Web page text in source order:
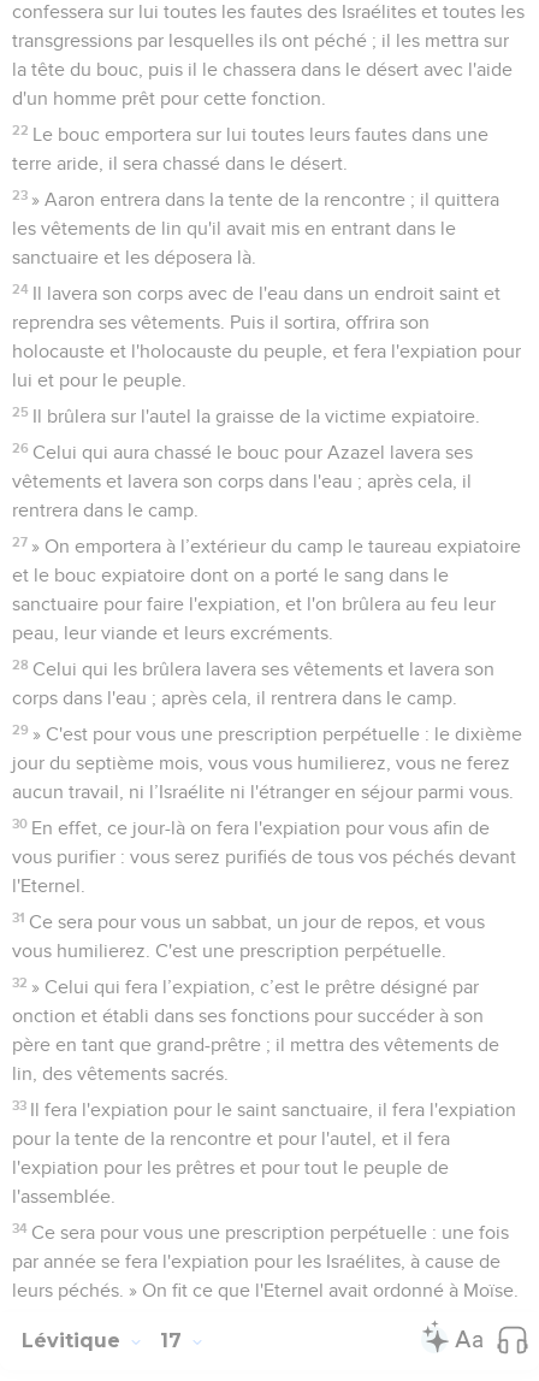
confessera sur lui toutes les fautes des Israélites et toutes les
transgressions par lesquelles ils ont péché ; il les mettra sur
la tête du bouc, puis il le chassera dans le désert avec l'aide
d'un homme prêt pour cette fonction.
22 Le bouc emportera sur lui toutes leurs fautes dans une
terre aride, il sera chassé dans le désert.
23 » Aaron entrera dans la tente de la rencontre ; il quittera
les vêtements de lin qu'il avait mis en entrant dans le
sanctuaire et les déposera là.
24 Il lavera son corps avec de l'eau dans un endroit saint et
reprendra ses vêtements. Puis il sortira, offrira son
holocauste et l'holocauste du peuple, et fera l'expiation pour
lui et pour le peuple.
25 Il brûlera sur l'autel la graisse de la victime expiatoire.
26 Celui qui aura chassé le bouc pour Azazel lavera ses
vêtements et lavera son corps dans l'eau ; après cela, il
rentrera dans le camp.
27 » On emportera à l’extérieur du camp le taureau expiatoire
et le bouc expiatoire dont on a porté le sang dans le
sanctuaire pour faire l'expiation, et l'on brûlera au feu leur
peau, leur viande et leurs excréments.
28 Celui qui les brûlera lavera ses vêtements et lavera son
corps dans l'eau ; après cela, il rentrera dans le camp.
29 » C'est pour vous une prescription perpétuelle : le dixième
jour du septième mois, vous vous humilierez, vous ne ferez
aucun travail, ni l’Israélite ni l'étranger en séjour parmi vous.
30 En effet, ce jour-là on fera l'expiation pour vous afin de
vous purifier : vous serez purifiés de tous vos péchés devant
l'Eternel.
31 Ce sera pour vous un sabbat, un jour de repos, et vous
vous humilierez. C'est une prescription perpétuelle.
32 » Celui qui fera l’expiation, c’est le prêtre désigné par
onction et établi dans ses fonctions pour succéder à son
père en tant que grand-prêtre ; il mettra des vêtements de
lin, des vêtements sacrés.
33 Il fera l'expiation pour le saint sanctuaire, il fera l'expiation
pour la tente de la rencontre et pour l'autel, et il fera
l'expiation pour les prêtres et pour tout le peuple de
l'assemblée.
34 Ce sera pour vous une prescription perpétuelle : une fois
par année se fera l'expiation pour les Israélites, à cause de
leurs péchés. » On fit ce que l'Eternel avait ordonné à Moïse.
Lévitique 17